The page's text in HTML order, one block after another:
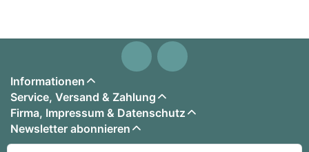
Informationen
Service, Versand & Zahlung
Firma, Impressum & Datenschutz
Newsletter abonnieren